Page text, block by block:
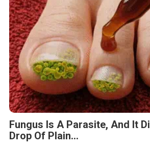
Fungus Is A Parasite, And It
Drop Of Plain...